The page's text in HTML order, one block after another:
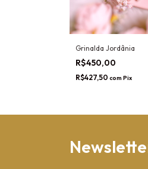
Grinalda Jordânia
R$450,00
R$427,50 com Pix